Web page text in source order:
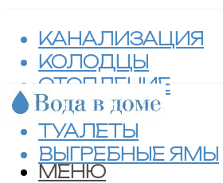
КАНАЛИЗАЦИЯ
КОЛОДЦЫ
ОТОПЛЕНИЕ
СЕПТИКИ
ТУАЛЕТЫ
ВЫГРЕБНЫЕ ЯМЫ
МЕНЮ